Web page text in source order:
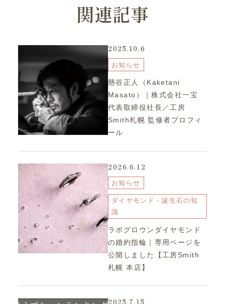
関連記事
2025.10.6
お知らせ
懸谷正人（Kaketani
Masato）｜株式会社一宝
代表取締役社長／工房
Smith札幌 監修者プロフィ
ール
2026.6.12
お知らせ
ダイヤモンド・誕生石の知
識
ラボグロウンダイヤモンド
の婚約指輪｜専用ページを
公開しました【工房Smith
札幌 本店】
2025.7.15